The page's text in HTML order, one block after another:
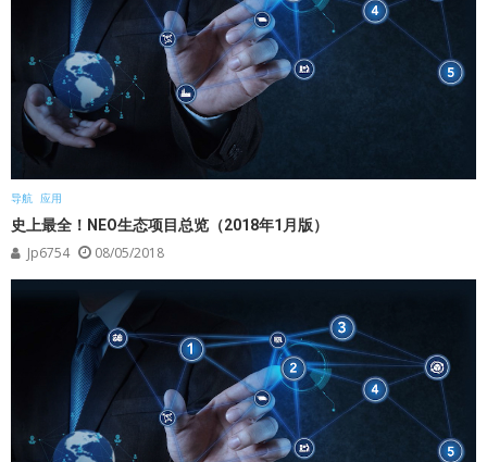
导航 应用
史上最全！NEO生态项目总览（2018年1月版）
Jp6754 08/05/2018